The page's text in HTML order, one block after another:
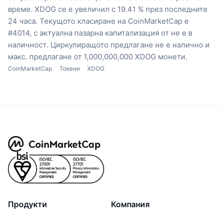
време. XDOG се е увеличил с 19.41 % през последните
24 часа. Текущото класиране на CoinMarketCap е
#4014, с актуална пазарна капитализация от не е в
наличност. Циркулиращото предлагане не е налично и
макс. предлагане от 1,000,000,000 XDOG монети.
CoinMarketCap Токени XDOG
Продукти Компания